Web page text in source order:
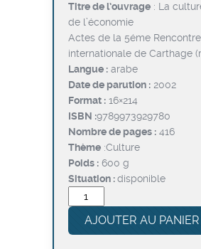
initial
était :
د.ت13,500.
actuel
Titre de l’ouvrage : La
de l’économie
Actes de la 5éme Rencontre
internationale de Carthage
Langue : arabe
Date de parution : 2002
Format : 16×214
ISBN :9789973929780
Nombre de pages : 416
Thème :Culture
Poids : 600 g
Situation :disponible
quantité
de
AJOUTER AU PANIER